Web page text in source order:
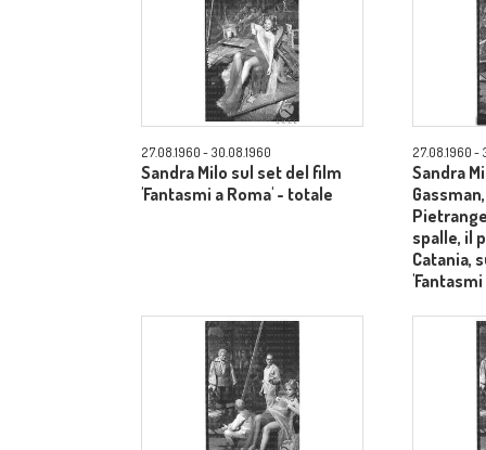
27.08.1960 - 30.08.1960
Sandra Milo sul set del film
'Fantasmi a Roma' - totale
27.08.1960 -
Sandra
spalle, il
Catania,